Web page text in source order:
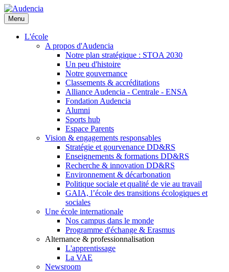
Aller
au
contenu
principal
Menu
L'école
A propos d'Audencia
Notre plan stratégique : STOA 2030
Un peu d'histoire
Notre gouvernance
Classements & accréditations
Alliance Audencia - Centrale - ENSA
Fondation Audencia
Alumni
Sports hub
Espace Parents
Vision & engagements responsables
Stratégie et gourvenance DD&RS
Enseignements & formations DD&RS
Recherche & innovation DD&RS
Environnement & décarbonation
Politique sociale et qualité de vie au travail
GAIA, l’école des transitions écologiques et
sociales
Une école internationale
Nos campus dans le monde
Programme d'échange & Erasmus
Alternance & professionnalisation
L'apprentissage
La VAE
Newsroom